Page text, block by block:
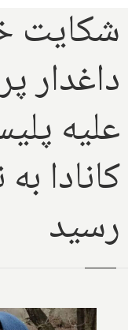
شکایت
داغدار
علیه
کانادا
رسید